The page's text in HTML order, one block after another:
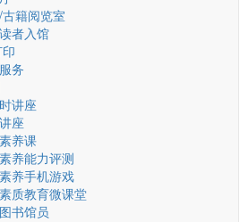
籍阅览室
者入馆
务
讲座
座
养课
养能力评测
养手机游戏
质教育微课堂
书馆员